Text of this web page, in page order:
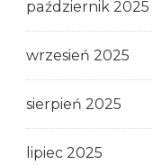
październik 2025
wrzesień 2025
sierpień 2025
lipiec 2025